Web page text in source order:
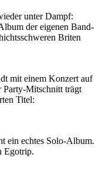
unter Dampf:
der eigenen Band-
Briten
mit einem Konzert auf
Party-Mitschnitt trägt
Titel:
ein echtes Solo-Album.
Egotrip.